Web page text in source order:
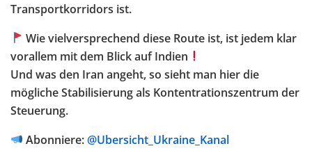
Transportkorridors ist.
Wie vielversprechend diese Route ist, ist jedem klar
vorallem mit dem Blick auf Indien
Und was den Iran angeht, so sieht man hier die
mögliche Stabilisierung als Kontentrationszentrum der
Steuerung.
Abonniere:@Ubersicht_Ukraine_Kanal